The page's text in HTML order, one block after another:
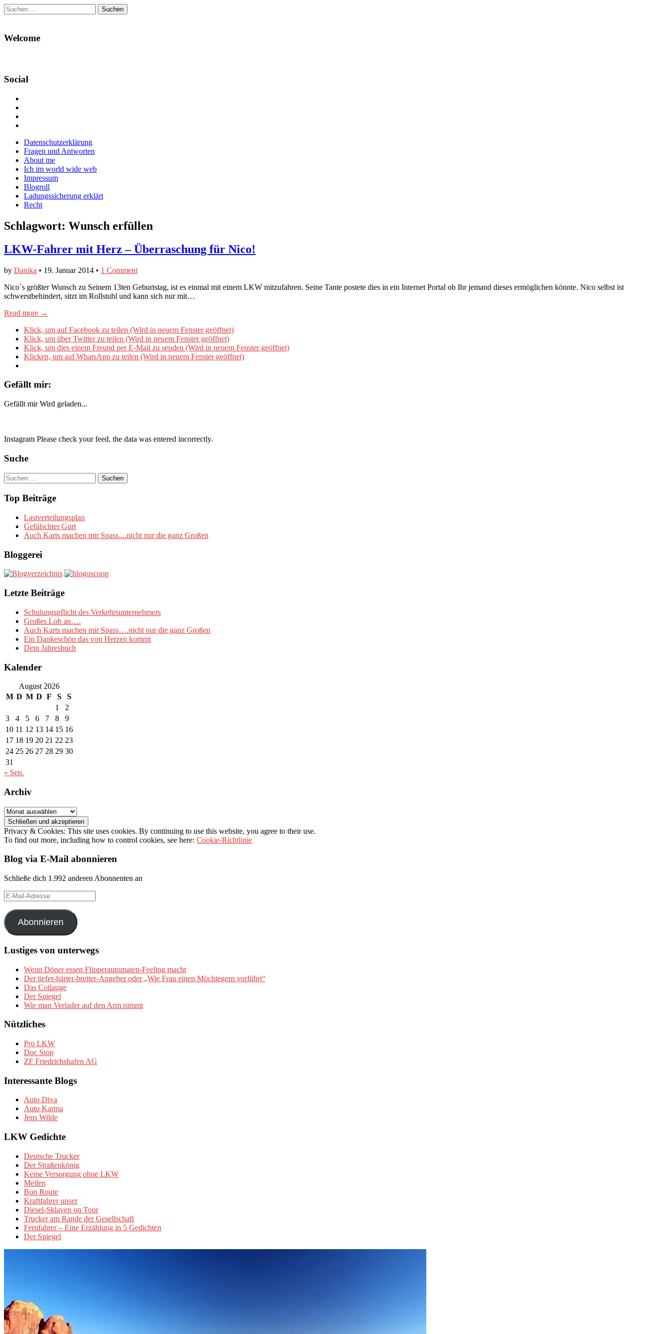
Suchen
nach:
Welcome
Social
Facebook
anzeigen
Twitter
anzeigen
auf
Instagram
anzeigen
Main
menu
Skip
content
Datenschutzerklärung
Fragen und Antworten
About me
Ich im world wide web
Impressum
Blogroll
Ladungssicherung erklärt
Recht
Schlagwort: Wunsch erfüllen
LKW-Fahrer mit Herz – Überraschung für Nico!
by Danika • 19. Januar 2014 • 1 Comment
Nico`s größter Wunsch zu Seinem 13ten Geburtstag, ist es einmal mit einem LKW mitzufahren. Seine Tante postete dies in ein Internet Portal ob Ihr jemand dieses ermöglichen könnte. Nico selbst ist
schwerstbehindert, sitzt im Rollstuhl und kann sich nur mit…
Read more →
Klick, um auf Facebook zu teilen (Wird in neuem Fenster geöffnet)
Klick, um über Twitter zu teilen (Wird in neuem Fenster geöffnet)
Klick, um dies einem Freund per E-Mail zu senden (Wird in neuem Fenster geöffnet)
Klicken, um auf WhatsApp zu teilen (Wird in neuem Fenster geöffnet)
Gefällt mir:
Gefällt mir Wird geladen...
Instagram Please check your feed, the data was entered incorrectly.
Suche
Suchen
nach:
Top Beiträge
Lastverteilungsplan
Gefälschter Gurt
Auch Karts machen mir Spass....nicht nur die ganz Großen
Bloggerei
Letzte Beiträge
Schulungspflicht des Verkehrsunternehmers
Großes Lob an….
Auch Karts machen mir Spass….nicht nur die ganz Großen
Ein Dankeschön das von Herzen kommt
Dein Jahresbuch
Kalender
August 2026
M D M D F S
S
1
2
3
4 5 6 7 8
9
10 11 12 13 14 15 16
17 18 19 20 21 22 23
24 25 26 27 28 29 30
31
« Sep.
Archiv
Archiv
Privacy & Cookies: This site uses cookies. By continuing to use this website, you agree to their use.
To find out more, including how to control cookies, see here: Cookie-Richtlinie
Blog via E-Mail abonnieren
Schließe dich 1.992 anderen Abonnenten an
E-
Mail-
Adresse
Abonnieren
Lustiges von unterwegs
Wenn Döner essen Flipperautomaten-Feeling macht
Der tiefer-härter-breiter-Angeber oder „Wie Frau einen Möchtegern vorführt“
Das Coilauge
Der Spiegel
Wie man Verlader auf den Arm nimmt
Nützliches
Pro LKW
Doc Stop
ZF Friedrichshafen AG
Interessante Blogs
Auto Diva
Auto Karma
Jens Wilde
LKW Gedichte
Deutsche Trucker
Der Straßenkönig
Keine Versorgung ohne LKW
Meilen
Bon Route
Kraftfahrer unser
Diesel-Sklaven on Tour
Trucker am Rande der Gesellschaft
Fernfahrer – Eine Erzählung in 5 Gedichten
Der Spiegel